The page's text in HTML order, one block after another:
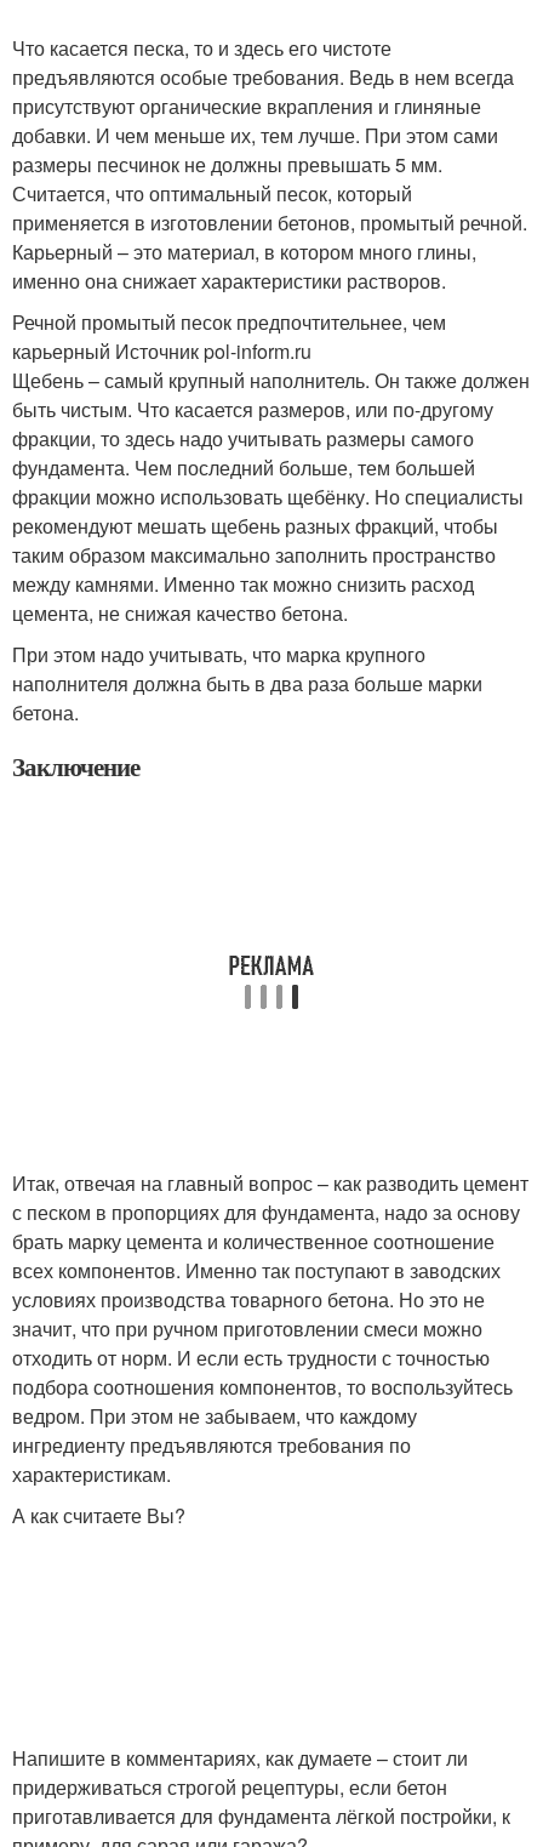
Что касается песка, то и здесь его чистоте
предъявляются особые требования. Ведь в нем всегда
присутствуют органические вкрапления и глиняные
добавки. И чем меньше их, тем лучше. При этом сами
размеры песчинок не должны превышать 5 мм.
Считается, что оптимальный песок, который
применяется в изготовлении бетонов, промытый речной.
Карьерный – это материал, в котором много глины,
именно она снижает характеристики растворов.
Речной промытый песок предпочтительнее, чем
карьерный Источник pol-inform.ru
Щебень – самый крупный наполнитель. Он также должен
быть чистым. Что касается размеров, или по-другому
фракции, то здесь надо учитывать размеры самого
фундамента. Чем последний больше, тем большей
фракции можно использовать щебёнку. Но специалисты
рекомендуют мешать щебень разных фракций, чтобы
таким образом максимально заполнить пространство
между камнями. Именно так можно снизить расход
цемента, не снижая качество бетона.
При этом надо учитывать, что марка крупного
наполнителя должна быть в два раза больше марки
бетона.
Заключение
Итак, отвечая на главный вопрос – как разводить цемент
с песком в пропорциях для фундамента, надо за основу
брать марку цемента и количественное соотношение
всех компонентов. Именно так поступают в заводских
условиях производства товарного бетона. Но это не
значит, что при ручном приготовлении смеси можно
отходить от норм. И если есть трудности с точностью
подбора соотношения компонентов, то воспользуйтесь
ведром. При этом не забываем, что каждому
ингредиенту предъявляются требования по
характеристикам.
А как считаете Вы?
Напишите в комментариях, как думаете – стоит ли
придерживаться строгой рецептуры, если бетон
приготавливается для фундамента лёгкой постройки, к